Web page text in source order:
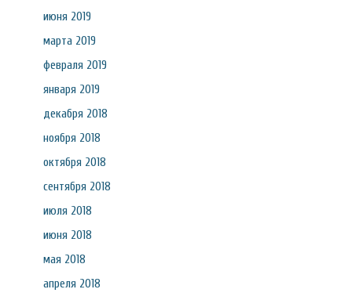
июня 2019
марта 2019
февраля 2019
января 2019
декабря 2018
ноября 2018
октября 2018
сентября 2018
июля 2018
июня 2018
мая 2018
апреля 2018